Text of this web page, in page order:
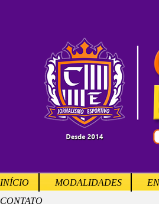
INÍCIO MODALIDADES
CONTATO